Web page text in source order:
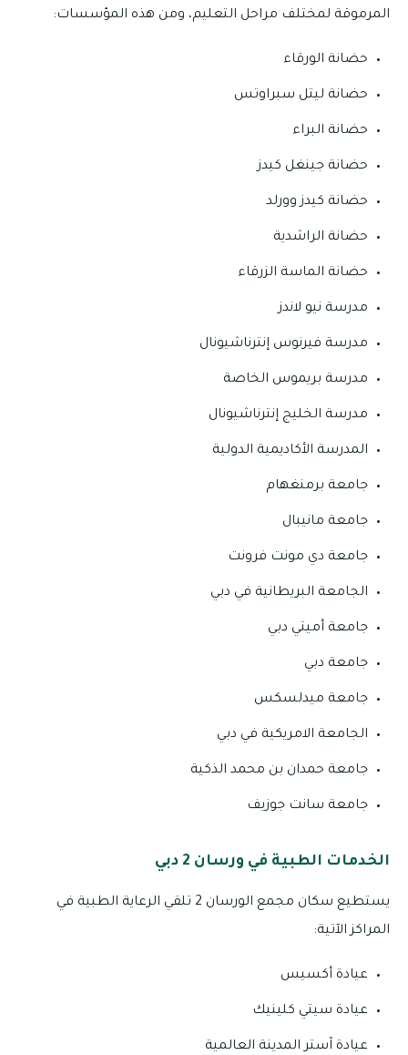
المرموقة لمختلف مراحل التعليم، ومن هذه المؤسسات:
حضانة الورقاء
حضانة ليتل سبراوتس
حضانة البراء
حضانة جينغل كيدز
حضانة كيدز وورلد
حضانة الراشدية
حضانة الماسة الزرقاء
مدرسة نيو لاندز
مدرسة فيرنوس إنترناشيونال
مدرسة بريموس الخاصة
مدرسة الخليج إنترناشيونال
المدرسة الأكاديمية الدولية
جامعة برمنغهام
جامعة مانيبال
جامعة دي مونت فرونت
الجامعة البريطانية في دبي
جامعة أميتي دبي
جامعة دبي
جامعة ميدلسكس
الجامعة الامريكية في دبي
جامعة حمدان بن محمد الذكية
جامعة سانت جوزيف
الخدمات الطبية في ورسان 2 دبي
يستطيع سكان مجمع الورسان 2 تلقي الرعاية الطبية في
المراكز الآتية:
عيادة أكسيس
عيادة سيتي كلينيك
عيادة آستر المدينة العالمية